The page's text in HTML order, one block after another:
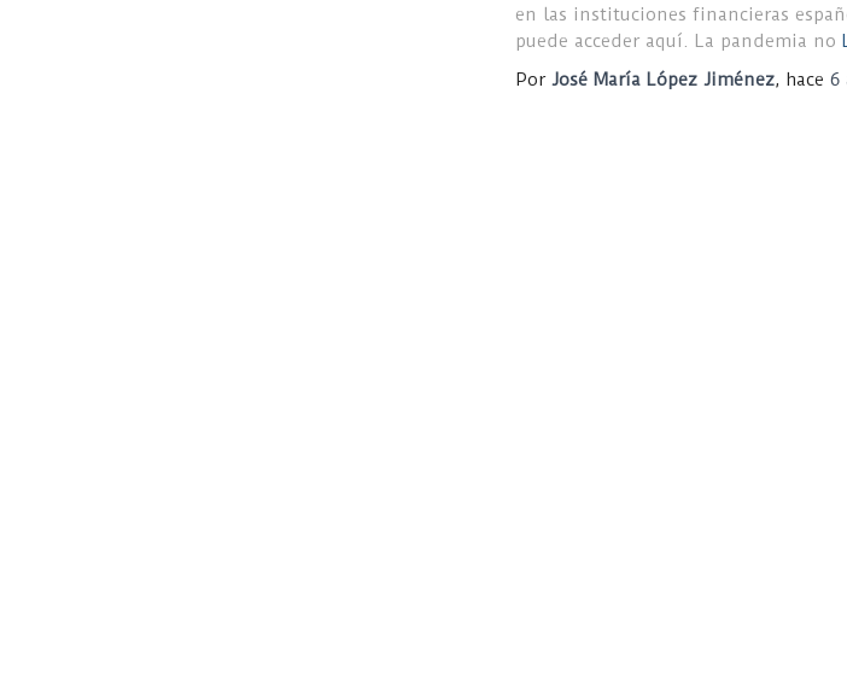
en las instituciones financieras
puede acceder aquí. La pandemia no
Por José María López Jiménez, hace 6